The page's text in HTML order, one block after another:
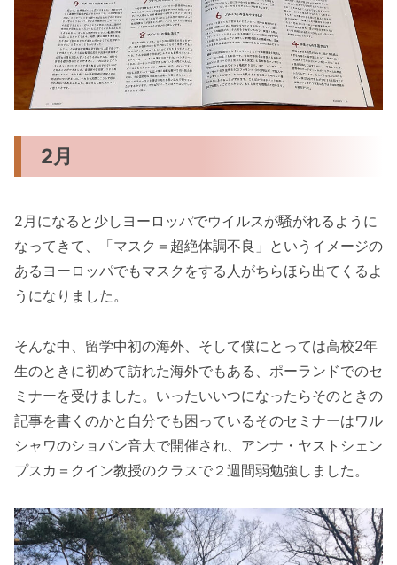
2月
2月になると少しヨーロッパでウイルスが騒がれるように
なってきて、「マスク＝超絶体調不良」というイメージの
あるヨーロッパでもマスクをする人がちらほら出てくるよ
うになりました。
そんな中、留学中初の海外、そして僕にとっては高校2年
生のときに初めて訪れた海外でもある、ポーランドでのセ
ミナーを受けました。いったいいつになったらそのときの
記事を書くのかと自分でも困っているそのセミナーはワル
シャワのショパン音大で開催され、アンナ・ヤストシェン
プスカ＝クイン教授のクラスで２週間弱勉強しました。